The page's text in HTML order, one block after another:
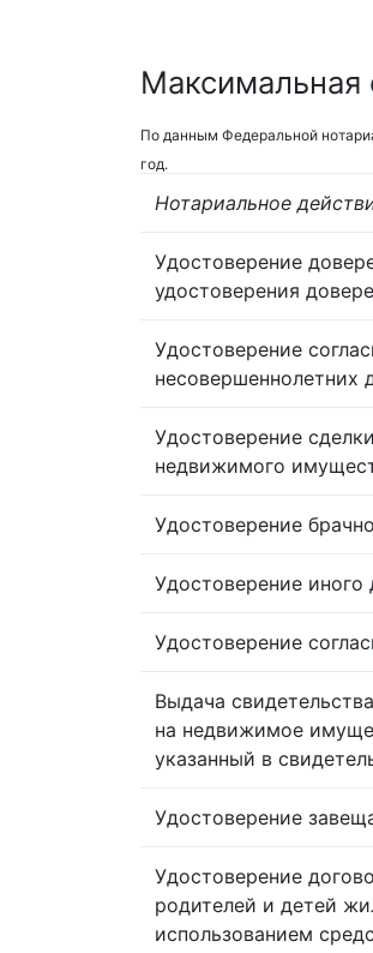
Максимальная
По данным Федеральной
год.
Нотариальное
Удостоверение
удостоверения
Удостоверение
несовершеннолетних
Удостоверение
недвижимого
Удостоверение
Удостоверение иного
Удостоверение
Выдача
на недвижимое
указанный в
Удостоверение
Удостоверение
родителей и детей
использованием